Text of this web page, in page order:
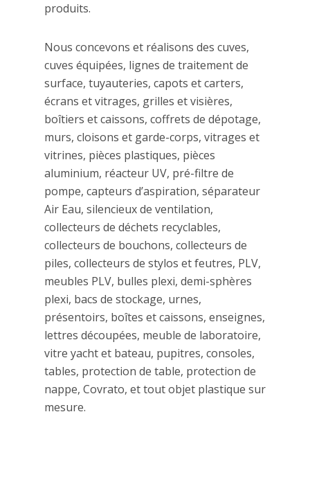
produits.
Nous concevons et réalisons des cuves,
cuves équipées, lignes de traitement de
surface, tuyauteries, capots et carters,
écrans et vitrages, grilles et visières,
boîtiers et caissons, coffrets de dépotage,
murs, cloisons et garde-corps, vitrages et
vitrines, pièces plastiques, pièces
aluminium, réacteur UV, pré-filtre de
pompe, capteurs d’aspiration, séparateur
Air Eau, silencieux de ventilation,
collecteurs de déchets recyclables,
collecteurs de bouchons, collecteurs de
piles, collecteurs de stylos et feutres, PLV,
meubles PLV, bulles plexi, demi-sphères
plexi, bacs de stockage, urnes,
présentoirs, boîtes et caissons, enseignes,
lettres découpées, meuble de laboratoire,
vitre yacht et bateau, pupitres, consoles,
tables, protection de table, protection de
nappe, Covrato, et tout objet plastique sur
mesure.